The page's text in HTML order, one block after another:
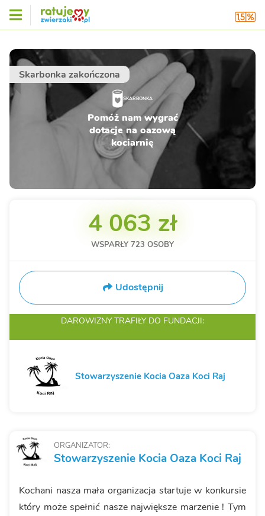
Skarbonka zakończona
SKARBONKA
Pomóż nam wygrać
dotacje na oazową
kociarnię
ORGANIZATOR:
Stowarzyszenie Kocia Oaza Koci Raj
Kochani nasza mała organizacja startuje w konkursie
który może spełnić nasze największe marzenie ! Tym
4 063 zł
WSPARŁY 723 OSOBY
Udostępnij
DAROWIZNY TRAFIŁY DO FUNDACJI:
Stowarzyszenie Kocia Oaza Koci Raj